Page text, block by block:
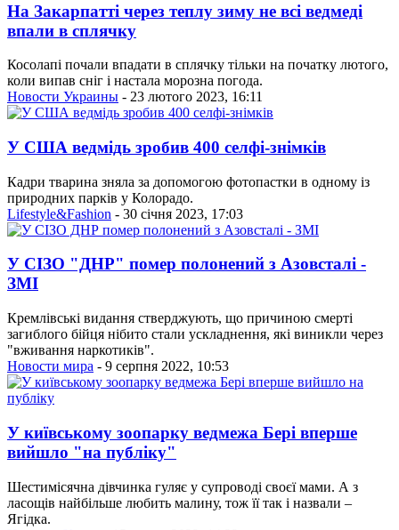
На Закарпатті через теплу зиму не всі ведмеді
впали в сплячку
Косолапі почали впадати в сплячку тільки на початку лютого,
коли випав сніг і настала морозна погода.
Новости Украины - 23 лютого 2023, 16:11
У США ведмідь зробив 400 селфі-знімків
Кадри тварина зняла за допомогою фотопастки в одному із
природних парків у Колорадо.
Lifestyle&Fashion - 30 січня 2023, 17:03
У СІЗО "ДНР" помер полонений з Азовсталі -
ЗМІ
Кремлівські видання стверджують, що причиною смерті
загиблого бійця нібито стали ускладнення, які виникли через
"вживання наркотиків".
Новости мира - 9 серпня 2022, 10:53
У київському зоопарку ведмежа Бері вперше
вийшло "на публіку"
Шестимісячна дівчинка гуляє у супроводі своєї мами. А з
ласощів найбільше любить малину, тож її так і назвали –
Ягідка.